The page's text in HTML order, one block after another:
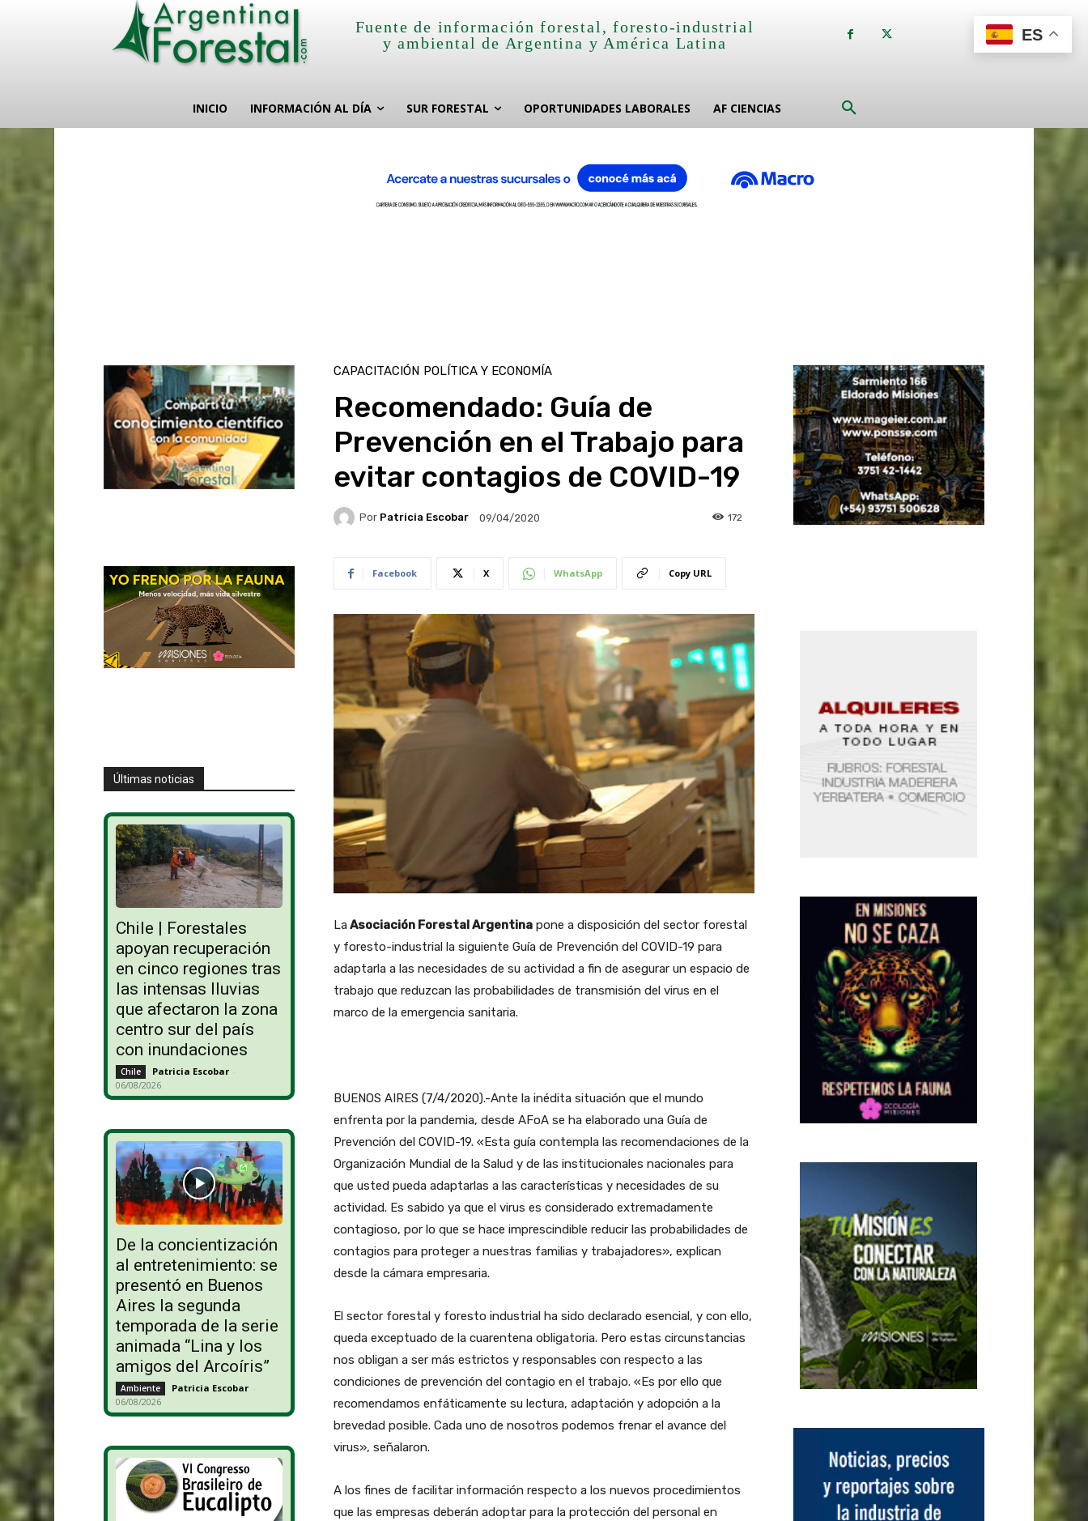
Fuente de información forestal, foresto-industrial
y ambiental de Argentina y América Latina
INICIO INFORMACIÓN AL DÍA SUR FORESTAL OPORTUNIDADES LABORALES AF CIENCIAS
Últimas noticias
Chile | Forestales
apoyan recuperación
en cinco regiones tras
las intensas lluvias
que afectaron la zona
centro sur del país
con inundaciones
Chile Patricia Escobar -
06/08/2026
De la concientización
al entretenimiento: se
presentó en Buenos
Aires la segunda
temporada de la serie
animada “Lina y los
amigos del Arcoíris”
Ambiente Patricia Escobar -
06/08/2026
CAPACITACIÓN POLÍTICA Y ECONOMÍA
Recomendado: Guía de
Prevención en el Trabajo para
evitar contagios de COVID-19
Por Patricia Escobar 09/04/2020 172
Facebook X WhatsApp Copy URL
LaAsociación Forestal Argentinapone a disposición del sector forestal
y foresto-industrial la siguiente Guía de Prevención del COVID-19 para
adaptarla a las necesidades de su actividad a fin de asegurar un espacio de
trabajo que reduzcan las probabilidades de transmisión del virus en el
marco de la emergencia sanitaria.
BUENOS AIRES (7/4/2020).-Ante la inédita situación que el mundo
enfrenta por la pandemia, desde AFoA se ha elaborado una Guía de
Prevención del COVID-19. «Esta guía contempla las recomendaciones de la
Organización Mundial de la Salud y de las institucionales nacionales para
que usted pueda adaptarlas a las características y necesidades de su
actividad. Es sabido ya que el virus es considerado extremadamente
contagioso, por lo que se hace imprescindible reducir las probabilidades de
contagios para proteger a nuestras familias y trabajadores», explican
desde la cámara empresaria.
El sector forestal y foresto industrial ha sido declarado esencial, y con ello,
queda exceptuado de la cuarentena obligatoria. Pero estas circunstancias
nos obligan a ser más estrictos y responsables con respecto a las
condiciones de prevención del contagio en el trabajo. «Es por ello que
recomendamos enfáticamente su lectura, adaptación y adopción a la
brevedad posible. Cada uno de nosotros podemos frenar el avance del
virus», señalaron.
A los fines de facilitar información respecto a los nuevos procedimientos
que las empresas deberán adoptar para la protección del personal en
ES